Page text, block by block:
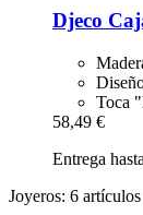
Djeco
Toca
58,49 €
Entrega
Joyeros: 6 artículos